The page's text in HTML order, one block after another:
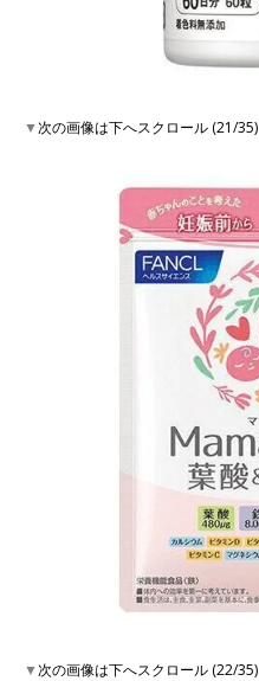
▼次の画像は下へスクロール (21/35)
▼次の画像は下へスクロール (22/35)